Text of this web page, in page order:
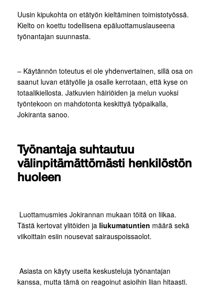
Uusin kipukohta on etätyön kieltäminen toimistotyössä.
Kielto on koettu todellisena epäluottamuslauseena
työnantajan suunnasta.
– Käytännön toteutus ei ole yhdenvertainen, sillä osa on
saanut luvan etätyölle ja osalle kerrotaan, että kyse on
totaalikiellosta. Jatkuvien häiriöiden ja melun vuoksi
työntekoon on mahdotonta keskittyä työpaikalla,
Jokiranta sanoo.
Työnantaja suhtautuu
välinpitämättömästi henkilöstön
huoleen
Luottamusmies Jokirannan mukaan töitä on liikaa.
Tästä kertovat ylitöiden ja liukumatuntien määrä sekä
viikoittain esiin nousevat sairauspoissaolot.
Asiasta on käyty useita keskusteluja työnantajan
kanssa, mutta tämä on reagoinut asioihin liian hitaasti.